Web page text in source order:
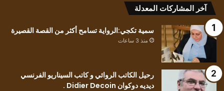
آخر المشاركات المعدلة
سمية تكجي:الرواية تسامح أكثر من القصة القصيرة
منذ 3 ساعات
رحيل الكاتب الروائي و كاتب السيناريو الفرنسي
ديديه دوكوان Didier Decoin .